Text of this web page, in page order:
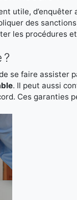
utile,
des
les procédures
?
se faire assister
. Il peut aussi
Ces garanties